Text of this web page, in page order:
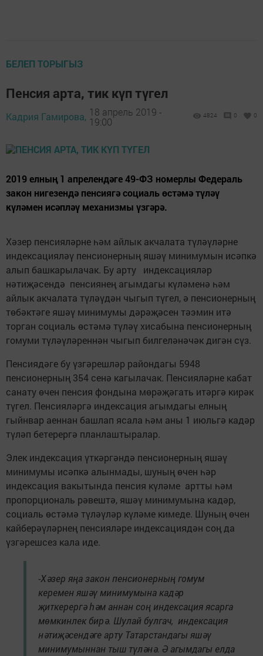
БЕЛЕП ТОРЫГЫЗ
Пенсия арта, тик күп түгел
Кадрия Гамирова, 18 апрель 2019 -
19:00
4824 0 0
2019 елның 1 апрелендәге 49-ФЗ номерлы Федераль
закон нигезендә пенсиягә социаль өстәмә түләү
күләмен исәпләү механизмы үзгәрә.
Хәзер пенсияләрне һәм айлык акчалата түләүләрне
индексацияләү пенсионерның яшәү минимумын исәпкә
алып башкарылачак. Бу арту индексацияләр
нәтиҗәсендә пенсиянең агымдагы күләменә һәм
айлык акчалата түләүдән чыгып түгел, ә пенсионерның
төбәктәге яшәү минимумы дәрәҗәсен тәэмин итә
торган социаль өстәмә түләү хисабына пенсионерның
гомуми түләүләреннән чыгып билгеләнәчәк дигән сүз.
Пенсиядәге бу үзгәрешләр райондагы 5948
пенсионерның 354 сенә кагылачак. Пенсияләрне кабат
санату өчен пенсия фондына мөрәҗәгать итәргә кирәк
түгел. Пенсияләргә индексация агымдагы елның
гыйнвар аеннан башлап ясала һәм аны 1 июльгә кадәр
түләп бетерергә планлаштыралар.
Элек индексация үткәргәндә пенсионерның яшәү
минимумы исәпкә алынмады, шуның өчен һәр
индексация вакытында пенсия күләме артты һәм
пропорциональ рәвештә, яшәү минимумына кадәр,
социаль өстәмә түләүләр күләме кимеде. Шуның өчен
кайберәүләрнең пенсияләре индексациядән соң да
үзгәрешсез кала иде.
-Хәзер яңа закон пенсионерның гомум
керемен яшәү минимумына кадәр
җиткерергә һәм аннан соң индексация ясарга
мөмкинлек бирә. Шулай булгач, индексация
нәтиҗәсендәге арту Татарстандагы яшәү
минимумыннан тыш түләнә. Ә агымдагы елда